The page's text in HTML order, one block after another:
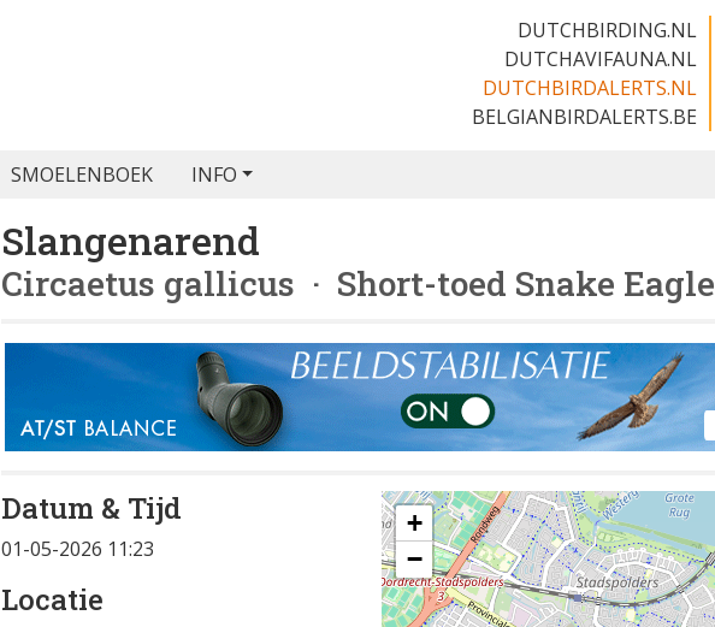
DUTCHBIRDING.NL
DUTCHAVIFAUNA.NL
DUTCHBIRDALERTS.NL
BELGIANBIRDALERTS.BE
SMOELENBOEK INFO
Slangenarend
Circaetus gallicus · Short-toed Snake Eagle
Datum & Tijd
01-05-2026 11:23
Locatie
+
−